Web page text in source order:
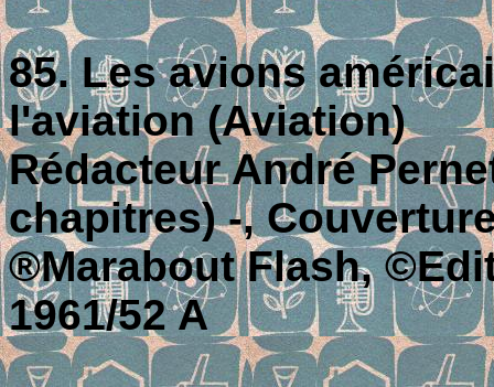
85. Les avions
l'aviation (Aviation)
Rédacteur André
chapitres) -,
®Marabout Flash,
1961/52 A